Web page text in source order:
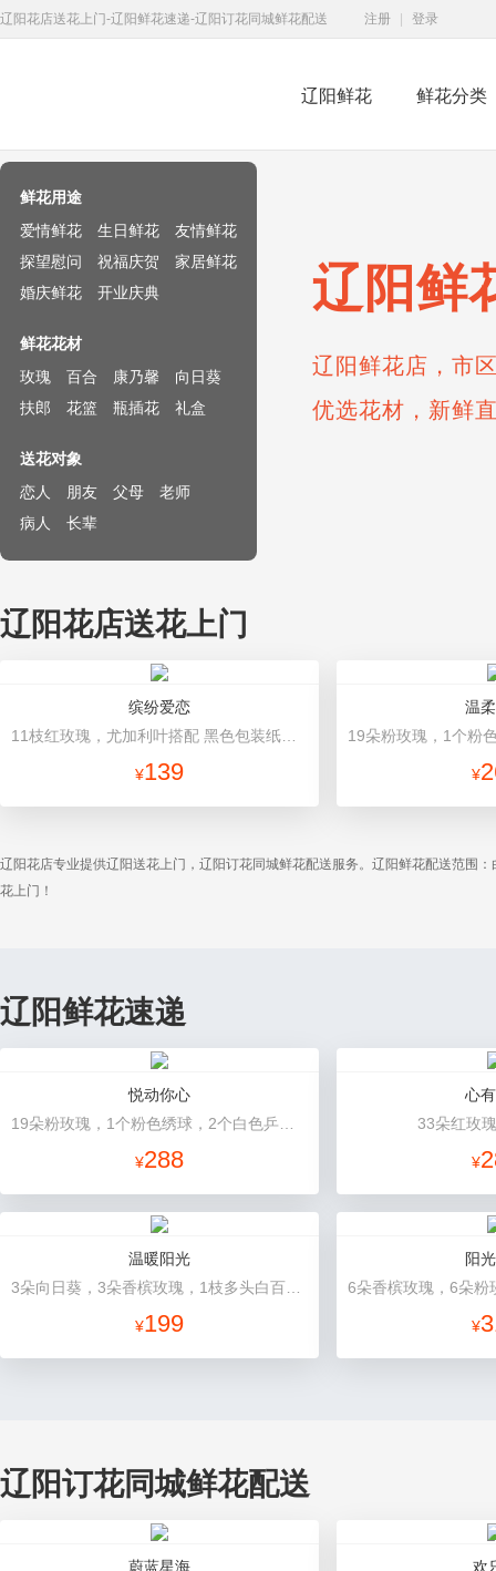
辽阳花店送花上门-辽阳鲜花速递-辽阳订花同城鲜花配送 注册 登录
辽阳鲜花 鲜花分类
辽阳鲜
辽阳鲜花店，市
优选花材，新鲜
鲜花用途
爱情鲜花
生日鲜花
友情鲜花
探望慰问
祝福庆贺
家居鲜花
婚庆鲜花
开业庆典
鲜花花材
玫瑰
百合 康乃馨
向日葵
扶郎
花篮 瓶插花 礼盒
送花对象
恋人
朋友 父母
老师
病人
长辈
辽阳花店送花上门
缤纷爱恋
¥139
温
¥
辽阳花店专业提供辽阳送花上门，辽阳订花同城鲜花配送服务。辽阳鲜花配送范围
花上门！
辽阳鲜花速递
悦动你心
¥288
心
33朵红玫
¥
温暖阳光
¥199
阳
¥
辽阳订花同城鲜花配送
蔚蓝星海
欢